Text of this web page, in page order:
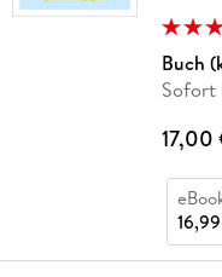
Buch
Sofort
17,00